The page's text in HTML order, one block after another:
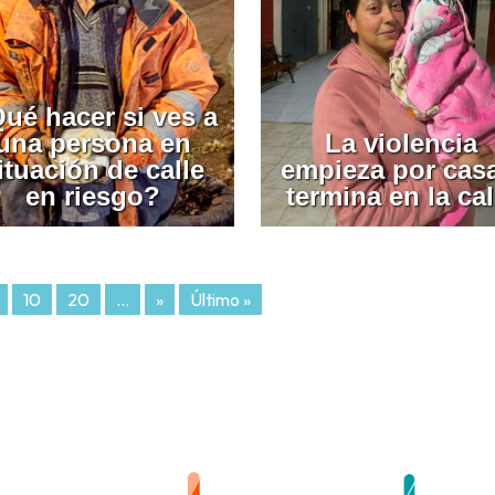
hacer si ves a
persona en
de calle
en riesgo?
La violencia
empieza por
termina en la
10 20 ... » Último »